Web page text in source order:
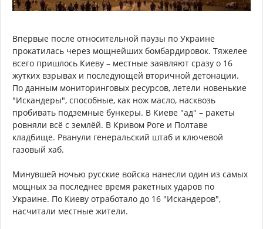
Впервые после относительной паузы по Украине
прокатилась через мощнейших бомбардировок. Тяжелее
всего пришлось Киеву – местные заявляют сразу о 16
жутких взрывах и последующей вторичной детонации.
По данным мониторинговых ресурсов, летели новенькие
"Искандеры", способные, как нож масло, насквозь
пробивать подземные бункеры. В Киеве "ад" – ракеты
ровняли всё с землёй. В Кривом Роге и Полтаве
кладбище. Рванули генеральский штаб и ключевой
газовый хаб.
Минувшей ночью русские войска нанесли один из самых
мощных за последнее время ракетных ударов по
Украине. По Киеву отработало до 16 "Искандеров",
насчитали местные жители.